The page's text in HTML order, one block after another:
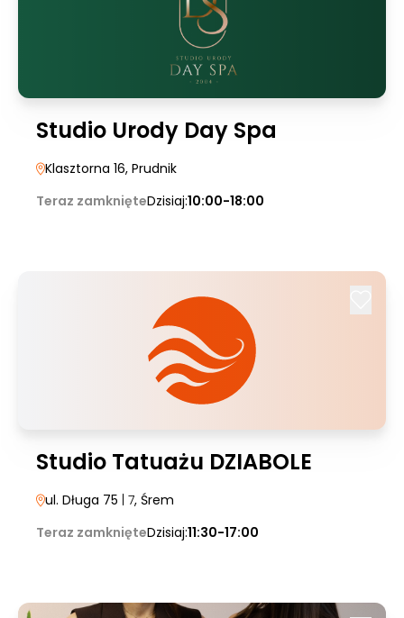
Studio Urody Day Spa
Klasztorna 16, Prudnik
Teraz zamknięteDzisiaj:10:00-18:00
Studio Tatuażu DZIABOLE
ul. Długa 75 | 7, Śrem
Teraz zamknięteDzisiaj:11:30-17:00